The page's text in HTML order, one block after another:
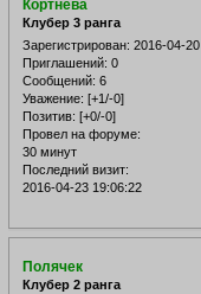
Кортнева
Клубер 3 ранга
Зарегистрирован: 2016-04-20
Приглашений: 0
Сообщений: 6
Уважение: [+1/-0]
Позитив: [+0/-0]
Провел на форуме:
30 минут
Последний визит:
2016-04-23 19:06:22
Полячек
Клубер 2 ранга